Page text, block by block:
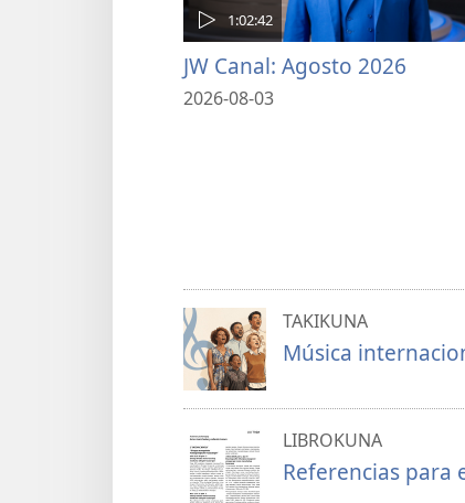
1:02:42
JW Canal: Agosto 2026
2026-08-03
TAKIKUNA
Música
LIBROKUNA
Referencias para